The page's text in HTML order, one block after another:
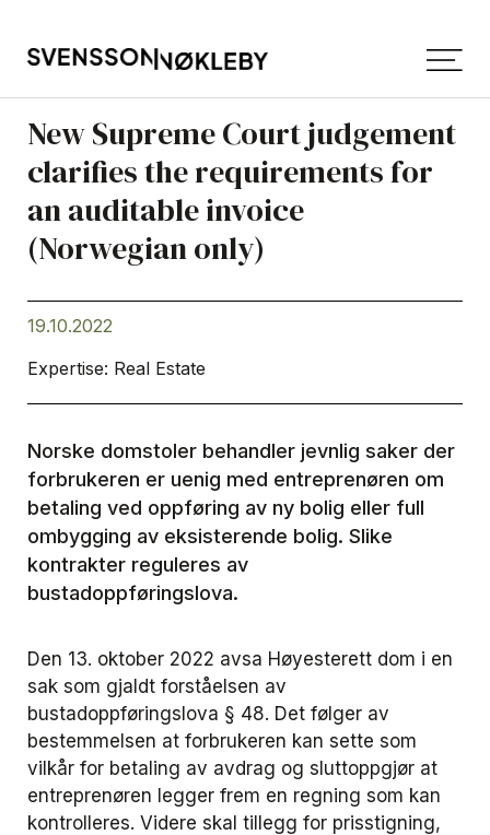
New Supreme Court judgement
clarifies the requirements for
an auditable invoice
(Norwegian only)
19.10.2022
Expertise: Real Estate
Norske domstoler behandler jevnlig saker der
forbrukeren er uenig med entreprenøren om
betaling ved oppføring av ny bolig eller full
ombygging av eksisterende bolig. Slike
kontrakter reguleres av
bustadoppføringslova.
Den 13. oktober 2022 avsa Høyesterett dom i en
sak som gjaldt forståelsen av
bustadoppføringslova § 48. Det følger av
bestemmelsen at forbrukeren kan sette som
vilkår for betaling av avdrag og sluttoppgjør at
entreprenøren legger frem en regning som kan
kontrolleres. Videre skal tillegg for prisstigning,